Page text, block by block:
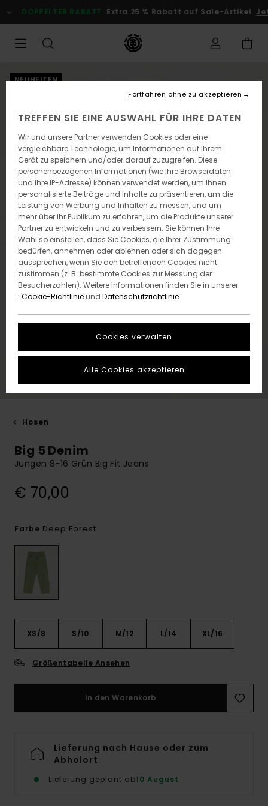
zur
Produktinformation
DOPPELTER RABATT Extra 25 % Rabatt auf Sale-Artikel
NEUHEITEN
Hosen
Big 5 Denim
Jungen 8-16 Grün Big Fit Jeans
€ 70,00
Farbe Deep Forest
XS/8 S/10 M/12 L/14 XL/16
Größentabelle Ansehen
In den Warenkorb
Lieferung nach Hause oder zum
Abholort
Lieferung geplant ab10 August
TREFFEN SIE EINE AUSWAHL FÜR IHRE DATEN
Wir und unsere Partner verwenden Cookies oder eine
vergleichbare Technologie, um Informationen auf Ihrem
Gerät zu speichern und/oder darauf zuzugreifen. Diese
personenbezogenen Informationen (wie Ihre Browserdaten
und Ihre IP-Adresse) können verwendet werden, um Ihnen
personalisierte Beiträge und Inhalte zu präsentieren, um die
Leistung von Werbung und Inhalten zu messen, und um
mehr über ihr Publikum zu erfahren, um die Produkte unserer
Partner zu entwickeln und zu verbessern. Sie können Ihre
Wahl so einstellen, dass Sie Cookies, die Ihrer Zustimmung
bedürfen, annehmen oder ablehnen oder sich dagegen
aussprechen, wenn Sie den betreffenden Cookies nicht
zustimmen (z. B. bestimmte Cookies zur Messung der
Besucherzahlen). Weitere Informationen finden Sie in unserer
: Cookie-Richtlinieund Datenschutzrichtlinie
Cookies verwalten
Fortfahren ohne zu akzeptieren
Alle Cookies akzeptieren